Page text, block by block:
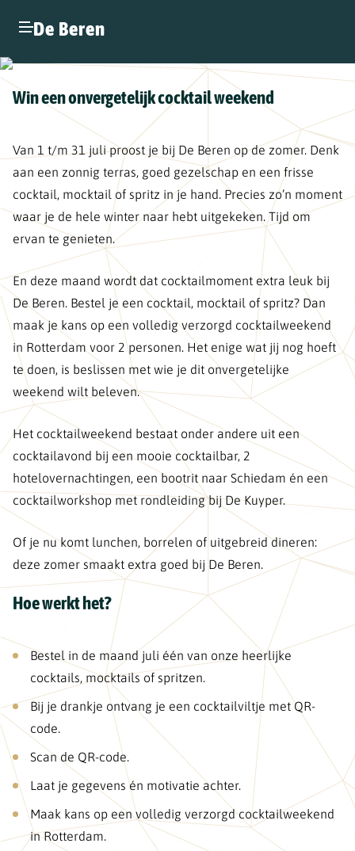
De Beren
Win een onvergetelijk cocktail weekend
Van 1 t/m 31 juli proost je bij De Beren op de zomer. Denk
aan een zonnig terras, goed gezelschap en een frisse
cocktail, mocktail of spritz in je hand. Precies zo’n moment
waar je de hele winter naar hebt uitgekeken. Tijd om
ervan te genieten.
En deze maand wordt dat cocktailmoment extra leuk bij
De Beren. Bestel je een cocktail, mocktail of spritz? Dan
maak je kans op een volledig verzorgd cocktailweekend
in Rotterdam voor 2 personen. Het enige wat jij nog hoeft
te doen, is beslissen met wie je dit onvergetelijke
weekend wilt beleven.
Het cocktailweekend bestaat onder andere uit een
cocktailavond bij een mooie cocktailbar, 2
hotelovernachtingen, een bootrit naar Schiedam én een
cocktailworkshop met rondleiding bij De Kuyper.
Of je nu komt lunchen, borrelen of uitgebreid dineren:
deze zomer smaakt extra goed bij De Beren.
Hoe werkt het?
Bestel in de maand juli één van onze heerlijke
cocktails, mocktails of spritzen.
Bij je drankje ontvang je een cocktailviltje met QR-
code.
Scan de QR-code.
Laat je gegevens én motivatie achter.
Maak kans op een volledig verzorgd cocktailweekend
in Rotterdam.